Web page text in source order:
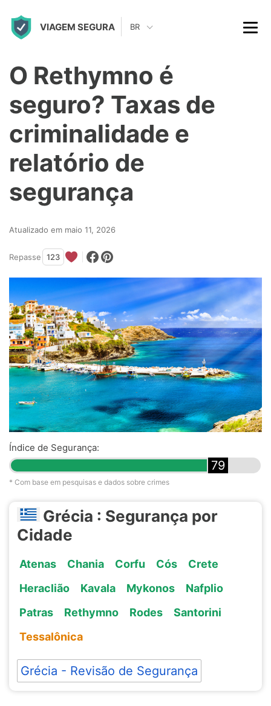
VIAGEM SEGURA BR
O Rethymno é
seguro? Taxas de
criminalidade e
relatório de
segurança
Atualizado em maio 11, 2026
Repasse 123
Índice de Segurança:
79
* Com base em pesquisas e dados sobre crimes
Grécia : Segurança por
Cidade
Atenas Chania Corfu Cós
Crete
Heraclião
Kavala Mykonos
Nafplio
Patras
Rethymno Rodes
Santorini
Tessalônica
Grécia - Revisão de Segurança